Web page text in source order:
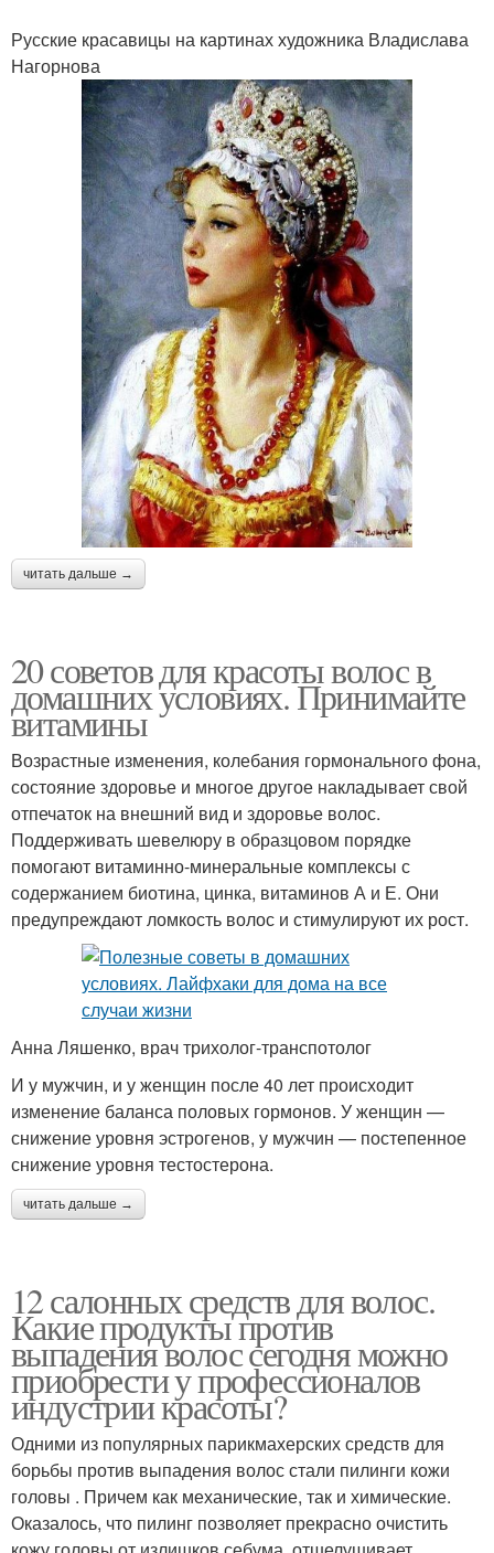
Русские красавицы на картинах художника Владислава
Нагорнова
читать дальше →
20 советов для красоты волос в
домашних условиях. Принимайте
витамины
Возрастные изменения, колебания гормонального фона,
состояние здоровье и многое другое накладывает свой
отпечаток на внешний вид и здоровье волос.
Поддерживать шевелюру в образцовом порядке
помогают витаминно-минеральные комплексы с
содержанием биотина, цинка, витаминов А и Е. Они
предупреждают ломкость волос и стимулируют их рост.
Анна Ляшенко, врач трихолог-транспотолог
И у мужчин, и у женщин после 40 лет происходит
изменение баланса половых гормонов. У женщин —
снижение уровня эстрогенов, у мужчин — постепенное
снижение уровня тестостерона.
читать дальше →
12 салонных средств для волос.
Какие продукты против
выпадения волос сегодня можно
приобрести у профессионалов
индустрии красоты?
Одними из популярных парикмахерских средств для
борьбы против выпадения волос стали пилинги кожи
головы . Причем как механические, так и химические.
Оказалось, что пилинг позволяет прекрасно очистить